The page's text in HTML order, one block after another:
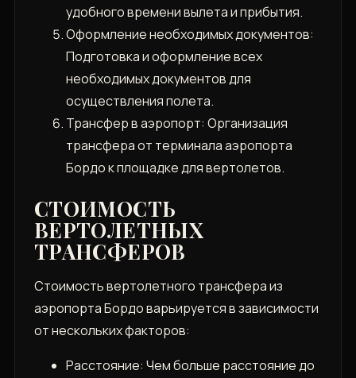
удобного времени вылета и прибытия.
Оформление необходимых документов:
Подготовка и оформление всех
необходимых документов для
осуществления полета.
Трансфер в аэропорт: Организация
трансфера от терминала аэропорта
Бордо к площадке для вертолетов.
СТОИМОСТЬ
ВЕРТОЛЕТНЫХ
ТРАНСФЕРОВ
Стоимость вертолетного трансфера из
аэропорта Бордо варьируется в зависимости
от нескольких факторов:
Расстояние: Чем больше расстояние до